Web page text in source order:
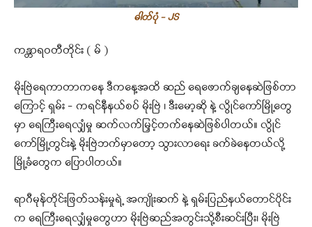
ဓါတ်ပုံ - JS
ကန္တာရဝတီတိုင်း ( မ် )
မိုးဗြဲရေကာတာကနေ ဒီကနေ့အထိ ဆည် ရေဖောက်ချနေဆဲဖြစ်တာ
ကြောင့် ရှမ်း – ကရင်နီနယ်စပ် မိုးဗြဲ ၊ ဒီးမော့ဆို နဲ့ လွိုင်ကော်မြို့တွေ
မှာ ရေကြီးရေလျှံမှု ဆက်လက်မြှင့်တက်နေဆဲဖြစ်ပါတယ်။ လွိုင်
ကော်မြို့တွင်းနဲ့ မိုးဗြဲဘက်မှာတော့ သွားလာရေး ခက်ခဲနေတယ်လို့
မြို့ခံတွေက ပြောပါတယ်။
ရာဂီမုန်တိုင်းဖြတ်သန်းမှုရဲ့ အကျိုးဆက် နဲ့ ရှမ်းပြည်နယ်တောင်ပိုင်း
က ရေကြီးရေလျှံမှုတွေဟာ မိုးဗြဲဆည်အတွင်းသို့စီးဆင်းပြီး၊ မိုးဗြဲ